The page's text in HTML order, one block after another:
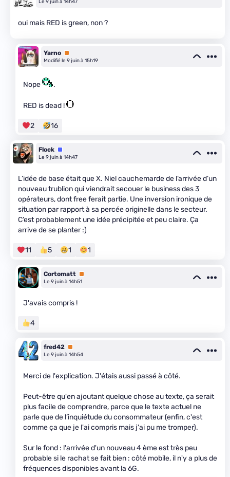
Le 9 juin à 14h47
oui mais RED is green, non ?
Yarno Premium
Modifié le 9 juin à 15h19
Nope .
RED is dead !
2 16
Flock Équipe
Le 9 juin à 14h47
L’idée de base était que X. Niel cauchemarde de l’arrivée d’un
nouveau trublion qui viendrait secouer le business des 3
opérateurs, dont free ferait partie. Une inversion ironique de
situation par rapport à sa percée originelle dans le secteur.
C’est probablement une idée précipitée et peu claire. Ça
arrive de se planter :)
11 5 1 1
Cortomatt Premium
Le 9 juin à 14h51
J'avais compris !
4
fred42 Premium
Le 9 juin à 14h54
Merci de l'explication. J'étais aussi passé à côté.
Peut-être qu'en ajoutant quelque chose au texte, ça serait
plus facile de comprendre, parce que le texte actuel ne
parle que de l’inquiétude du consommateur (enfin, c'est
comme ça que je l'ai compris mais j'ai pu me tromper).
Sur le fond : l'arrivée d'un nouveau 4 ème est très peu
probable si le rachat se fait bien : côté mobile, il n'y a plus de
fréquences disponibles avant la 6G.